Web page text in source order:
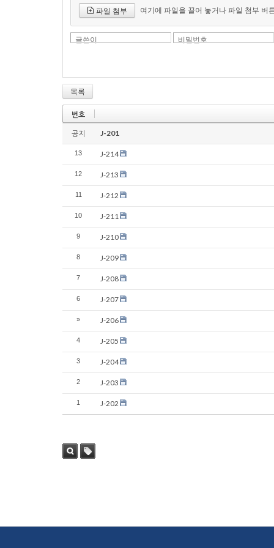
파일 첨부 여기에 파일을 끌어 놓거나 파일 첨부 버
글쓴이 비밀번호
목록
번호
공지 J-201
13 J-214
12 J-213
11 J-212
10 J-211
9 J-210
8 J-209
7 J-208
6 J-207
» J-206
4 J-205
3 J-204
2 J-203
1 J-202